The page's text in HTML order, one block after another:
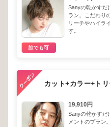
Sanyの乾かすだ
ラン。こだわり
リーチやハイラ
す。
誰でも可
カット+カラー+ト
19,910円
Sanyの乾かすだ
メントのプラン